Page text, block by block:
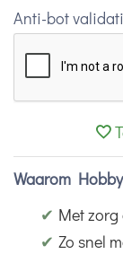
Anti-bot
Waarom
✔ Met
✔ Zo snel